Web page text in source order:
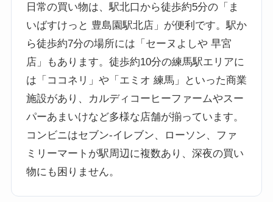
日常の買い物は、駅北口から徒歩約5分の「ま
いばすけっと 豊島園駅北店」が便利です。駅か
ら徒歩約7分の場所には「セーヌよしや 早宮
店」もあります。徒歩約10分の練馬駅エリアに
は「ココネリ」や「エミオ 練馬」といった商業
施設があり、カルディコーヒーファームやスー
パーあまいけなど多様な店舗が揃っています。
コンビニはセブン-イレブン、ローソン、ファ
ミリーマートが駅周辺に複数あり、深夜の買い
物にも困りません。